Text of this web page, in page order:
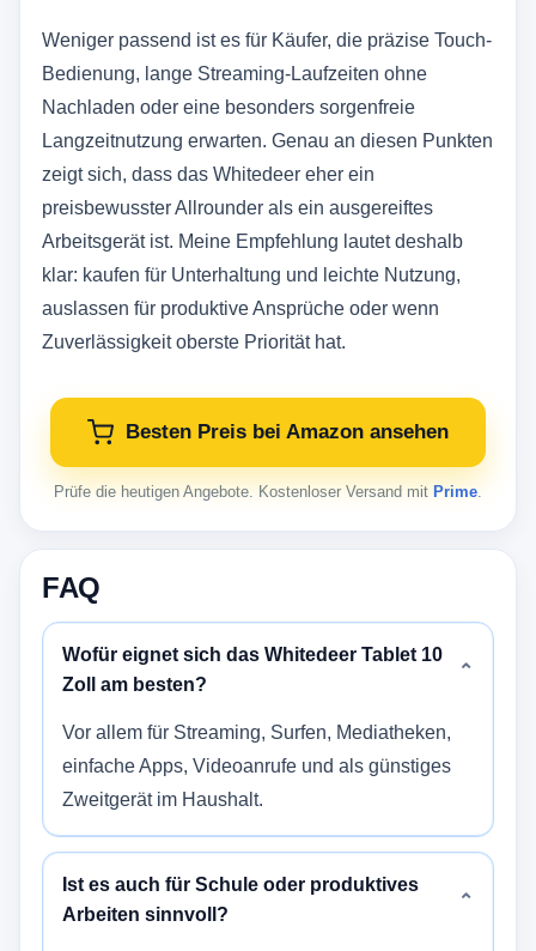
Weniger passend ist es für Käufer, die präzise Touch-
Bedienung, lange Streaming-Laufzeiten ohne
Nachladen oder eine besonders sorgenfreie
Langzeitnutzung erwarten. Genau an diesen Punkten
zeigt sich, dass das Whitedeer eher ein
preisbewusster Allrounder als ein ausgereiftes
Arbeitsgerät ist. Meine Empfehlung lautet deshalb
klar: kaufen für Unterhaltung und leichte Nutzung,
auslassen für produktive Ansprüche oder wenn
Zuverlässigkeit oberste Priorität hat.
Besten Preis bei Amazon ansehen
Prüfe die heutigen Angebote. Kostenloser Versand mit Prime.
FAQ
Wofür eignet sich das Whitedeer Tablet 10
Zoll am besten?
⌄
Vor allem für Streaming, Surfen, Mediatheken,
einfache Apps, Videoanrufe und als günstiges
Zweitgerät im Haushalt.
Ist es auch für Schule oder produktives
Arbeiten sinnvoll?
⌄